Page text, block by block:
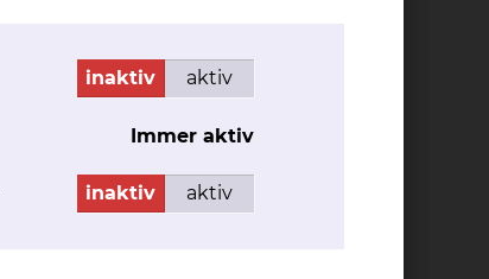
inaktiv aktiv
Immer aktiv
inaktiv aktiv